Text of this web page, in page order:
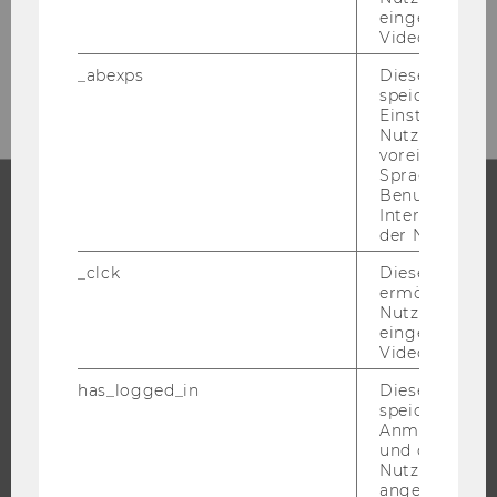
E-Mail:events@wu.ac.at
WARUM WU?
Videos
_abexps
Dieses Cookie
speichert
Nutzer*in, zB.
Sprache,
der Nutzer*in
_clck
Dieses Cookie
ermöglicht
Nutzung des
Video Players
has_logged_in
Dieses Cookie
speichert
und ob sich
Nutzer*in
angemeldet